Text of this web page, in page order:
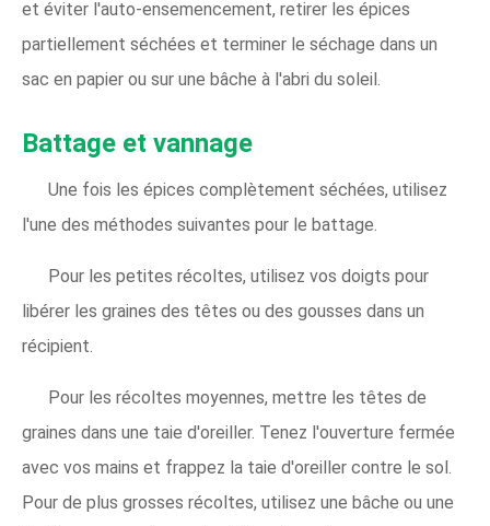
et éviter l'auto-ensemencement, retirer les épices
partiellement séchées et terminer le séchage dans un
sac en papier ou sur une bâche à l'abri du soleil.
Battage et vannage
Une fois les épices complètement séchées, utilisez
l'une des méthodes suivantes pour le battage.
Pour les petites récoltes, utilisez vos doigts pour
libérer les graines des têtes ou des gousses dans un
récipient.
Pour les récoltes moyennes, mettre les têtes de
graines dans une taie d'oreiller. Tenez l'ouverture fermée
avec vos mains et frappez la taie d'oreiller contre le sol.
Pour de plus grosses récoltes, utilisez une bâche ou une